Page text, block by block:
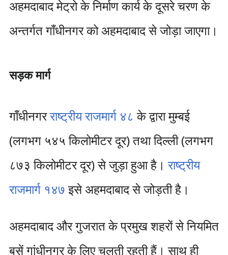
अहमदाबाद मेट्रो के निर्माण कार्य के दूसरे चरण के
अन्तर्गत गाँधीनगर को अहमदाबाद से जोड़ा जाएगा।
सड़क मार्ग
गाँधीनगरराष्ट्रीय राजमार्ग ४८ के द्वारा मुम्‍बई
(लगभग ५४५ किलोमीटर दूर) तथा दिल्‍ली (लगभग
८७३ किलोमीटर दूर) से जुड़ा हुआ है।राष्ट्रीय
राजमार्ग १४७इसे अहमदाबाद से जोड़ती है।
अहमदाबाद और गुजरात के प्रमुख शहरों से नियमित
बसें गांधीनगर के लिए चलती रहती हैं। साथ ही